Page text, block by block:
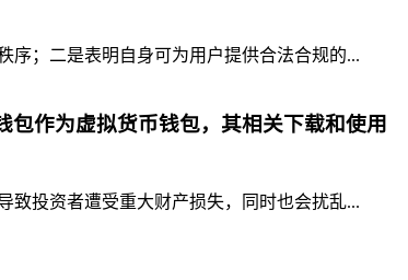
序；二是表明自身可为用户提供合法合规的...
作为虚拟货币钱包，其相关下载和使用
致投资者遭受重大财产损失，同时也会扰乱...